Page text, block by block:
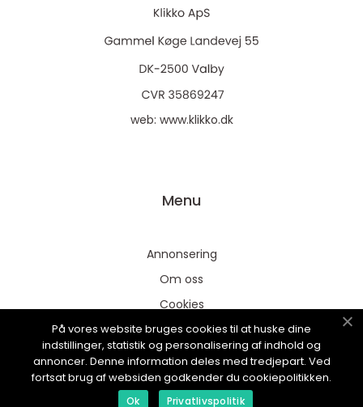
web: www.klikko.dk
Menu
Annonsering
Om oss
Cookies
Kontakta oss
Sitemap
På vores website bruges cookies til at huske dine
indstillinger, statistik og personalisering af indhold og
annoncer. Denne information deles med tredjepart. Ved
fortsat brug af websiden godkender du cookiepolitikken.
Ok Privatlivspolitik